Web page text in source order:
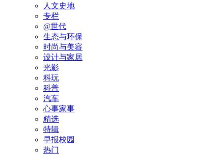
人文史地
专栏
@世代
生态与环保
时尚与美容
设计与家居
光影
科玩
科普
汽车
心事家事
精选
特辑
早报校园
热门